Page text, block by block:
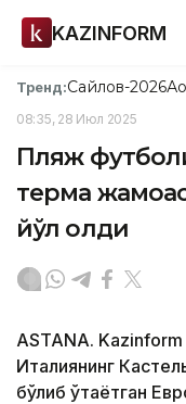
KAZINFORM
Тренд:Сайлов-2026
08:35, 28 Июл 2025
Пляж
терма
йўл олди
ASTANА.
Италиянинг
бўлиб ўтаётган